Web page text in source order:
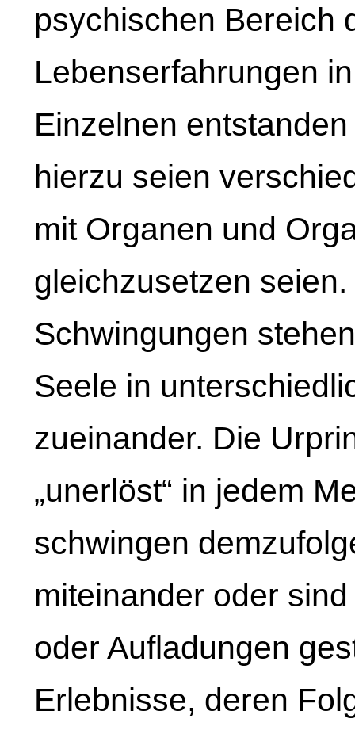
psychischen Bereich
Lebenserfahrungen
Einzelnen
hierzu seien
mit Organen und
gleichzusetzen
Schwingungen
Seele in
zueinander. Die
„unerlöst“ in jedem
schwingen
miteinander oder
oder Aufladungen
Erlebnisse, deren